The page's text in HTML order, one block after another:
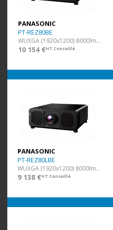
PANASONIC
PT-REZ80BE
WUXGA (1920x1200) 8000lm Noir
10 154 €HT Conseillé
PANASONIC
PT-REZ80LBE
WUXGA (1920x1200) 8000lm Noir
9 138 €HT Conseillé